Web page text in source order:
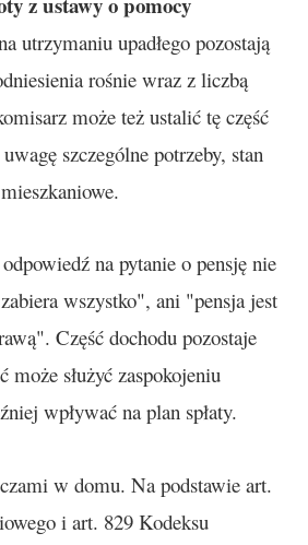
utrzymaniu upadłego pozostają
rośnie wraz z liczbą
może też ustalić tę część
szczególne potrzeby, stan
na pytanie o pensję nie
wszystko", ani "pensja jest
Część dochodu pozostaje
może służyć zaspokojeniu
wpływać na plan spłaty.
w domu. Na podstawie art.
i art. 829 Kodeksu